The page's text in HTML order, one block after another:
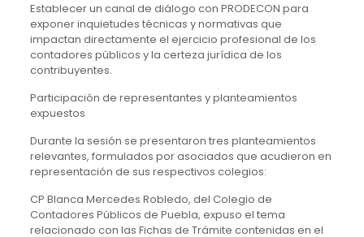
Establecer un canal de diálogo con PRODECON para
exponer inquietudes técnicas y normativas que
impactan directamente el ejercicio profesional de los
contadores públicos y la certeza jurídica de los
contribuyentes.
Participación de representantes y planteamientos
expuestos
Durante la sesión se presentaron tres planteamientos
relevantes, formulados por asociados que acudieron en
representación de sus respectivos colegios:
CP Blanca Mercedes Robledo, del Colegio de
Contadores Públicos de Puebla, expuso el tema
relacionado con las Fichas de Trámite contenidas en el